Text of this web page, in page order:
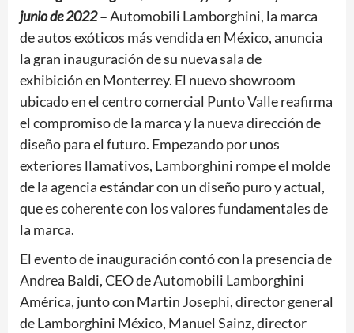
junio de 2022–Automobili Lamborghini, la marca
de autos exóticos más vendida en México, anuncia
la gran inauguración de su nueva sala de
exhibición en Monterrey. El nuevo showroom
ubicado en el centro comercial Punto Valle reafirma
el compromiso de la marca y la nueva dirección de
diseño para el futuro. Empezando por unos
exteriores llamativos, Lamborghini rompe el molde
de la agencia estándar con un diseño puro y actual,
que es coherente con los valores fundamentales de
la marca.
El evento de inauguración contó con la presencia de
Andrea Baldi, CEO de Automobili Lamborghini
América, junto con Martin Josephi, director general
de Lamborghini México, Manuel Sainz, director